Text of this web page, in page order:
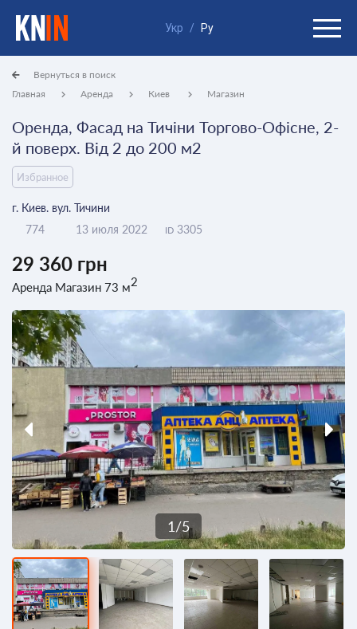
Укр / Ру
Главная Аренда Киев Магазин
Вернуться в поиск
Оренда, Фасад на Тичіни Торгово-Офісне, 2-
й поверх. Від 2 до 200 м2
Избранное
г. Киев. вул. Тичини
774
13 июля 2022 ID 3305
29 360 грн
Аренда Магазин 73 м2
1/5